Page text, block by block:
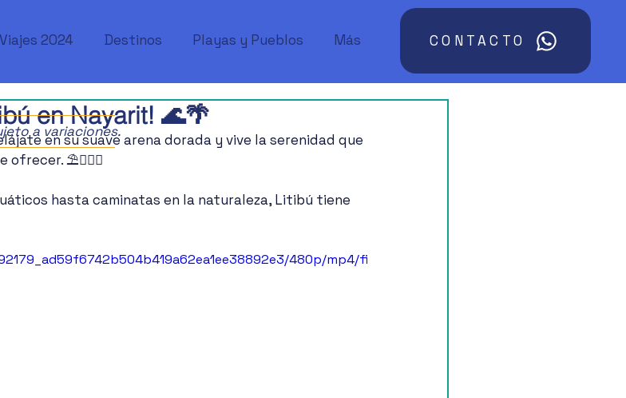
Viajes 2024 Destinos Playas y Pueblos Más CONTACTO
en Nayarit! 🌊🌴
en su suave arena dorada y vive la serenidad que
⛱🧜🏻‍♀️
hasta caminatas en la naturaleza, Litibú tiene
480p/mp4/fi
a variaciones.